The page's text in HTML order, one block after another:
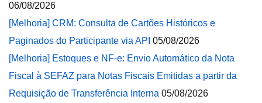
06/08/2026
[Melhoria] CRM: Consulta de Cartões Históricos e
Paginados do Participante via API 05/08/2026
[Melhoria] Estoques e NF-e: Envio Automático da Nota
Fiscal à SEFAZ para Notas Fiscais Emitidas a partir da
Requisição de Transferência Interna 05/08/2026